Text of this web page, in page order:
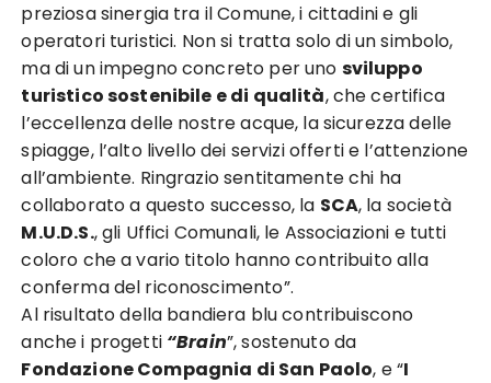
preziosa sinergia tra il Comune, i cittadini e gli
operatori turistici. Non si tratta solo di un simbolo,
ma di un impegno concreto per uno sviluppo
turistico sostenibile e di qualità, che certifica
l’eccellenza delle nostre acque, la sicurezza delle
spiagge, l’alto livello dei servizi offerti e l’attenzione
all’ambiente. Ringrazio sentitamente chi ha
collaborato a questo successo, la SCA, la società
M.U.D.S., gli Uffici Comunali, le Associazioni e tutti
coloro che a vario titolo hanno contribuito alla
conferma del riconoscimento”.
Al risultato della bandiera blu contribuiscono
anche i progetti “Brain”, sostenuto da
Fondazione Compagnia di San Paolo, e “I